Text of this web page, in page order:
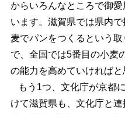
からいろんなところで御
います。滋賀県では県内
麦でパンをつくるという
で、全国では5番目の小麦
の能力を高めていければと
もう1つ、文化庁が京都
けて滋賀県も、文化庁と